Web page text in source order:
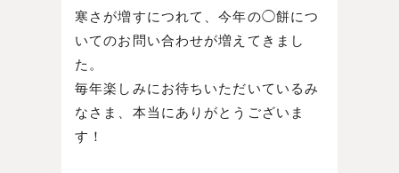
寒さが増すにつれて、今年の◯餅につ
いてのお問い合わせが増えてきまし
た。
毎年楽しみにお待ちいただいているみ
なさま、本当にありがとうございま
す！